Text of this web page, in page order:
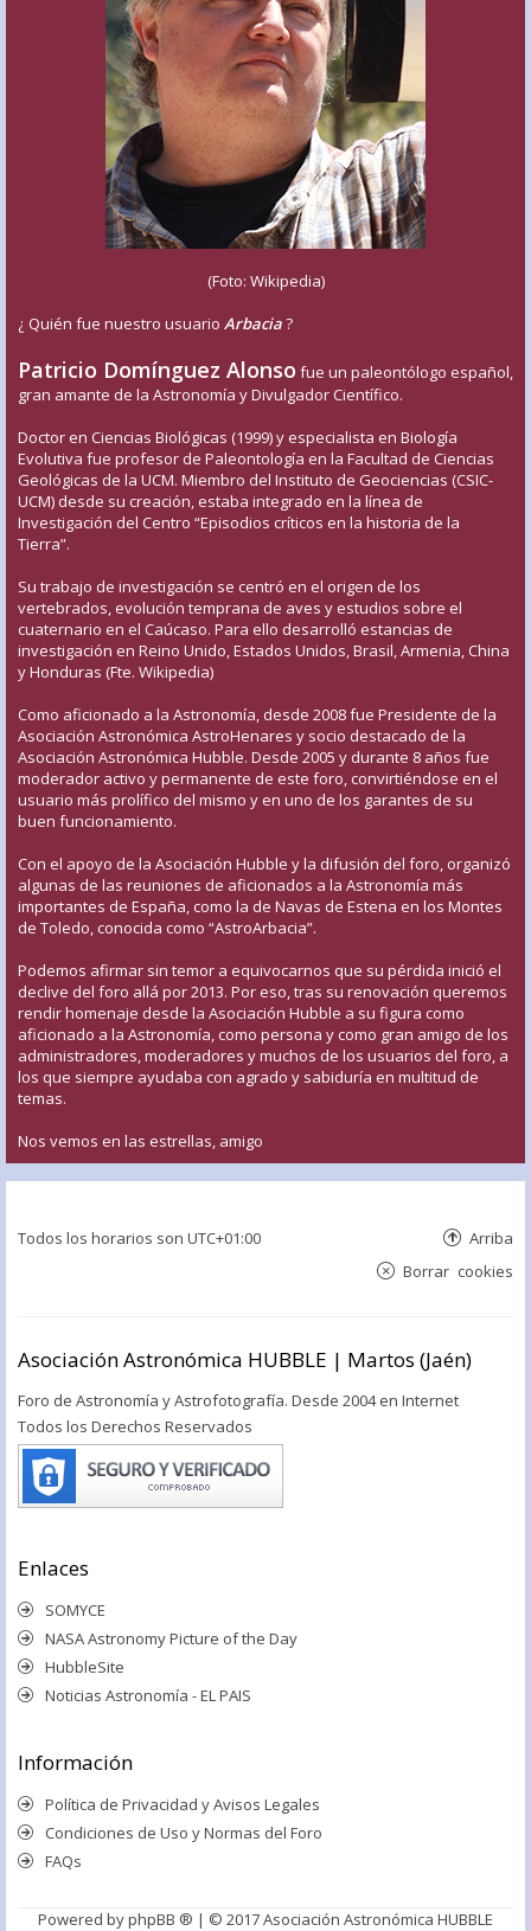
(Foto: Wikipedia)
¿ Quién fue nuestro usuario Arbacia?
Patricio Domínguez Alonso fue un paleontólogo español,
gran amante de la Astronomía y Divulgador Científico.
Doctor en Ciencias Biológicas (1999) y especialista en Biología
Evolutiva fue profesor de Paleontología en la Facultad de Ciencias
Geológicas de la UCM. Miembro del Instituto de Geociencias (CSIC-
UCM) desde su creación, estaba integrado en la línea de
Investigación del Centro “Episodios críticos en la historia de la
Tierra”.
Su trabajo de investigación se centró en el origen de los
vertebrados, evolución temprana de aves y estudios sobre el
cuaternario en el Caúcaso. Para ello desarrolló estancias de
investigación en Reino Unido, Estados Unidos, Brasil, Armenia, China
y Honduras (Fte. Wikipedia)
Como aficionado a la Astronomía, desde 2008 fue Presidente de la
Asociación Astronómica AstroHenares y socio destacado de la
Asociación Astronómica Hubble. Desde 2005 y durante 8 años fue
moderador activo y permanente de este foro, convirtiéndose en el
usuario más prolífico del mismo y en uno de los garantes de su
buen funcionamiento.
Con el apoyo de la Asociación Hubble y la difusión del foro, organizó
algunas de las reuniones de aficionados a la Astronomía más
importantes de España, como la de Navas de Estena en los Montes
de Toledo, conocida como “AstroArbacia”.
Podemos afirmar sin temor a equivocarnos que su pérdida inició el
declive del foro allá por 2013. Por eso, tras su renovación queremos
rendir homenaje desde la Asociación Hubble a su figura como
aficionado a la Astronomía, como persona y como gran amigo de los
administradores, moderadores y muchos de los usuarios del foro, a
los que siempre ayudaba con agrado y sabiduría en multitud de
temas.
Nos vemos en las estrellas, amigo
Todos los horarios son UTC+01:00 Arriba
Borrar cookies
Asociación Astronómica HUBBLE | Martos (Jaén)
Foro de Astronomía y Astrofotografía. Desde 2004 en Internet
Todos los Derechos Reservados
Enlaces
SOMYCE
NASA Astronomy Picture of the Day
HubbleSite
Noticias Astronomía - EL PAIS
Información
Política de Privacidad y Avisos Legales
Condiciones de Uso y Normas del Foro
FAQs
Powered byphpBB ® | © 2017 Asociación Astronómica HUBBLE